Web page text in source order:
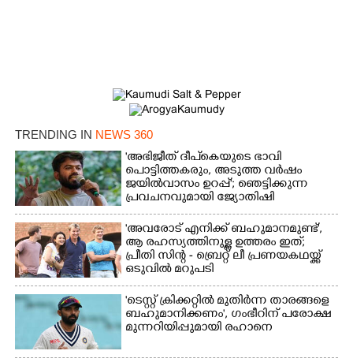
TRENDING IN NEWS 360
'അഭിജീത് ദീപ്‌കെയുടെ ഭാവി
പൊട്ടിത്തകരും, അടുത്ത വർഷം
ജയിൽവാസം ഉറപ്പ്'; ഞെട്ടിക്കുന്ന
പ്രവചനവുമായി ജ്യോതിഷി
'അവരോട് എനിക്ക് ബഹുമാനമുണ്ട്',​
ആ രഹസ്യത്തിനുള്ള ഉത്തരം ഇത്;
പ്രീതി സിന്റ - ബ്രെറ്റ് ലീ പ്രണയകഥയ്ക്ക്
ഒടുവിൽ മറുപടി
'ടെസ്റ്റ് ക്രിക്കറ്റിൽ മുതിർന്ന താരങ്ങളെ
ബഹുമാനിക്കണം', ഗംഭീറിന് പരോക്ഷ
മുന്നറിയിപ്പുമായി രഹാനെ